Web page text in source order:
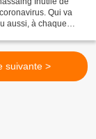
Qui va
aussi, à chaque
suivante >